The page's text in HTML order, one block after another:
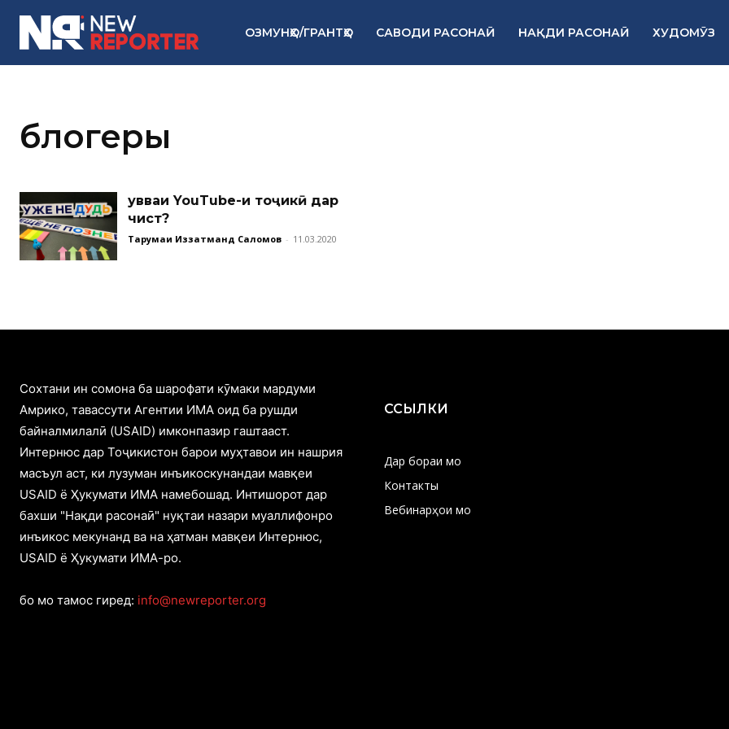
ОЗМУНҲО/ГРАНТҲО САВОДИ РАСОНАӢ НАҚДИ РАСОНАӢ ХУДОМӮЗ
блогеры
Қувваи YouTube-и тоҷикӣ дар
чист?
Тарҷумаи Иззатманд Саломов - 11.03.2020
Cохтани ин сомона ба шарофати кӯмаки мардуми
Амрико, тавассути Агентии ИМА оид ба рушди
байналмилалӣ (USAID) имконпазир гаштааст.
Интернюс дар Тоҷикистон барои муҳтавои ин нашрия
масъул аст, ки лузуман инъикоскунандаи мавқеи
USAID ё Ҳукумати ИМА намебошад. Интишорот дар
бахши "Нақди расонаӣ" нуқтаи назари муаллифонро
инъикос мекунанд ва на ҳатман мавқеи Интернюс,
USAID ё Ҳукумати ИМА-ро.
бо мо тамос гиред: info@newreporter.org
ССЫЛКИ
Дар бораи мо
Контакты
Вебинарҳои мо